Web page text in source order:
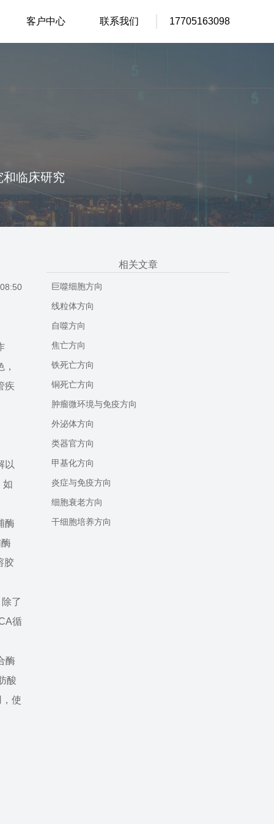
客户中心 联系我们 17705163098
临床研究
疾
以
如
酶
胶
了
循
酶
酸
使
相关文章
巨噬细胞方向
线粒体方向
自噬方向
焦亡方向
铁死亡方向
铜死亡方向
肿瘤微环境与免疫方向
外泌体方向
类器官方向
甲基化方向
炎症与免疫方向
细胞衰老方向
干细胞培养方向